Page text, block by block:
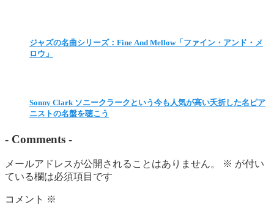
ジャズの名曲シリーズ：Fine And Mellow「ファイン・アンド・メ
ロウ」
Sonny Clark ソニークラークという今も人気が高い夭折した名ピア
ニストの名盤を聴こう
- Comments -
メールアドレスが公開されることはありません。 ※ が付い
ている欄は必須項目です
コメント ※